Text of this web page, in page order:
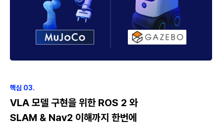
핵심 03.
VLA 모델 구현을 위한 ROS 2 와
SLAM & Nav2 이해까지 한번에